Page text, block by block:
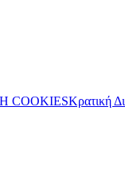
COOKIESΚρατική